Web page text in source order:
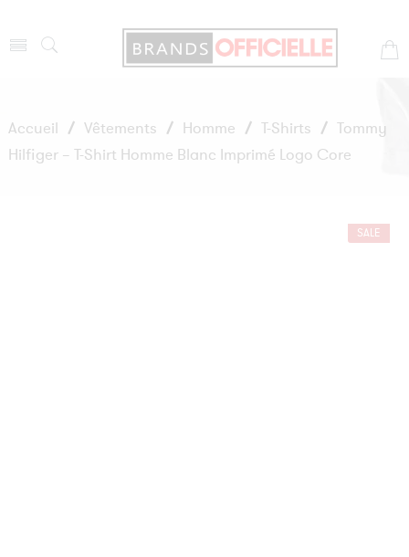
Accueil / Vêtements / Homme / T-Shirts / Tommy
Hilfiger – T-Shirt Homme Blanc Imprimé Logo Core
SALE